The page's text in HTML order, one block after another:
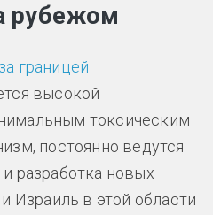
рубежом
границей
высокой
токсическим
постоянно ведутся
разработка новых
Израиль в этой области